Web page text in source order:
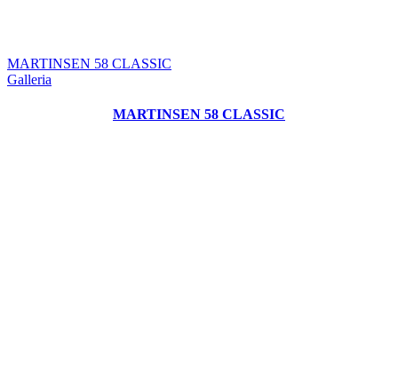
MARTINSEN 58 CLASSIC
Galleria
MARTINSEN 58 CLASSIC